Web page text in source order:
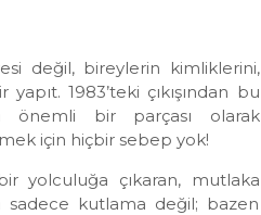
değil, bireylerin kimliklerini,
1983’teki çıkışından bu
önemli bir parçası olarak
için hiçbir sebep yok!
yolculuğa çıkaran, mutlaka
kutlama değil; bazen